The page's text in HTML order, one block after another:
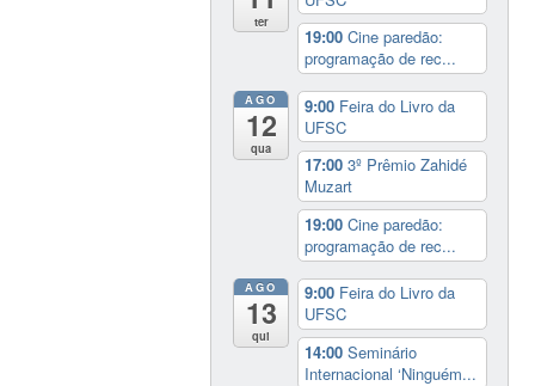
ter
19:00Cine paredão:
programação de rec...
AGO
12
qua
9:00 Feira do Livro da
UFSC
17:003º Prêmio Zahidé
Muzart
19:00Cine paredão:
programação de rec...
AGO
13
qui
9:00 Feira do Livro da
UFSC
14:00Seminário
Internacional ‘Ninguém...